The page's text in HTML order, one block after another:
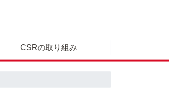
CSRの取り組み